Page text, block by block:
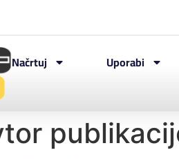
Načrtuj Uporabi